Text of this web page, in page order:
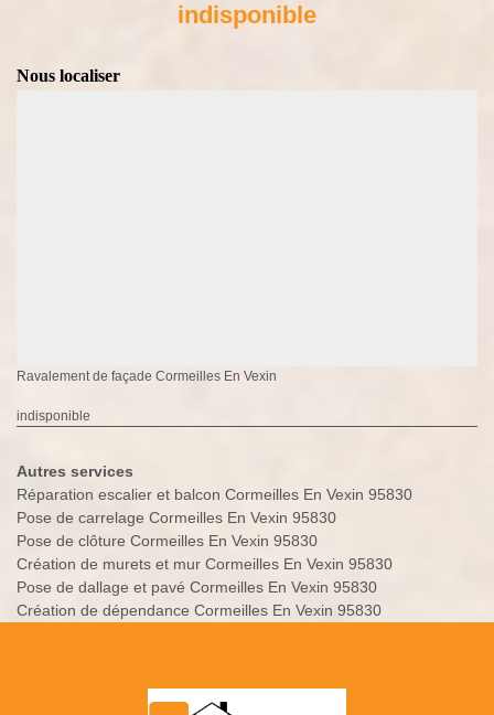
indisponible
Nous localiser
Ravalement de façade Cormeilles En Vexin
indisponible
Autres services
Réparation escalier et balcon Cormeilles En Vexin 95830
Pose de carrelage Cormeilles En Vexin 95830
Pose de clôture Cormeilles En Vexin 95830
Création de murets et mur Cormeilles En Vexin 95830
Pose de dallage et pavé Cormeilles En Vexin 95830
Création de dépendance Cormeilles En Vexin 95830